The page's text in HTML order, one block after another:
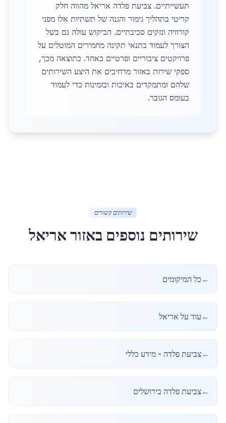
תעשייתיים. צביעת פלדה אריאל מהווה חלק
קריטי בתהליך גימור והגנה של תשתיות אלו מפני
קורוזיה ונזקים סביבתיים. הביקוש עולה גם בשל
הצורך לעמוד בתנאי תקינה מחמירים המוטלים על
פרויקטים ציבוריים ופרטיים כאחד. כתוצאה מכך,
ספקי שירות באזור מרחיבים את היצע השירותים
שלהם ומתמקדים באיכות ובזמינות כדי לעמוד
בעומס הגובר.
שירותים קשורים
שירותים נוספים באזוראריאל
← כל המיקומים
← עוד על אריאל
←צביעת פלדה - מידע כללי
←צביעת פלדה בירושלים